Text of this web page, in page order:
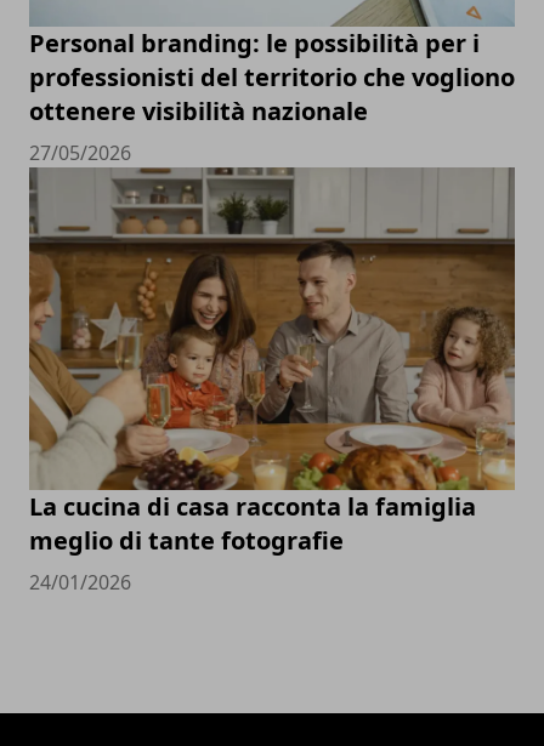
Personal branding: le possibilità per i
professionisti del territorio che vogliono
ottenere visibilità nazionale
27/05/2026
La cucina di casa racconta la famiglia
meglio di tante fotografie
24/01/2026